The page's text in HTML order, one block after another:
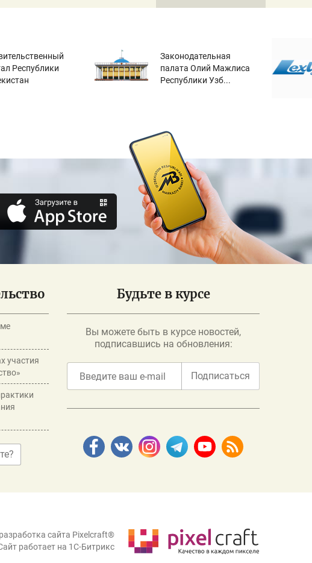
Республики
Законодательная
палата Олий Мажлиса
Республики Узб...
участия
Будьте в курсе
Вы можете быть в курсе новостей,
подписавшись на обновления:
Подписаться
сайта Pixelcraft®
работает на 1C-Битрикс